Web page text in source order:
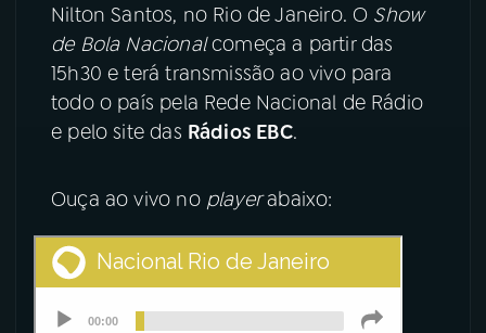
YouTube Facebook
Instagram X
TikTok
Nilton Santos, no Rio de Janeiro. O Show
de Bola Nacionalcomeça a partir das
15h30 e terá transmissão ao vivo para
todo o país pela Rede Nacional de Rádio
e pelo site das Rádios EBC.
Ouça ao vivo no playerabaixo: